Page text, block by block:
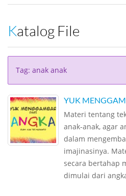
Katalog File
Tag: anak anak
YUK
Materi tentang
anak-anak, agar
dalam
imajinasinya.
secara bertahap
dimulai dari